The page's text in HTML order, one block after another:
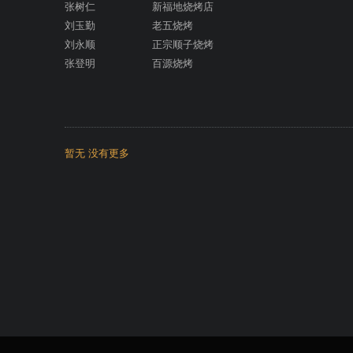
张树仁 新福地烧烤店
刘玉勤 老五烧烤
刘永顺 正宗顺子烧烤
张登明 百源烧烤
暂无 没有更多